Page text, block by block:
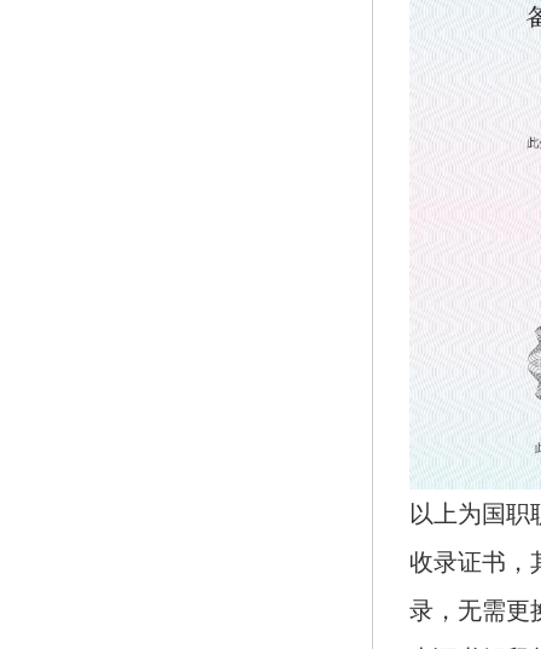
以上为国职
收录证书，
录，无需更